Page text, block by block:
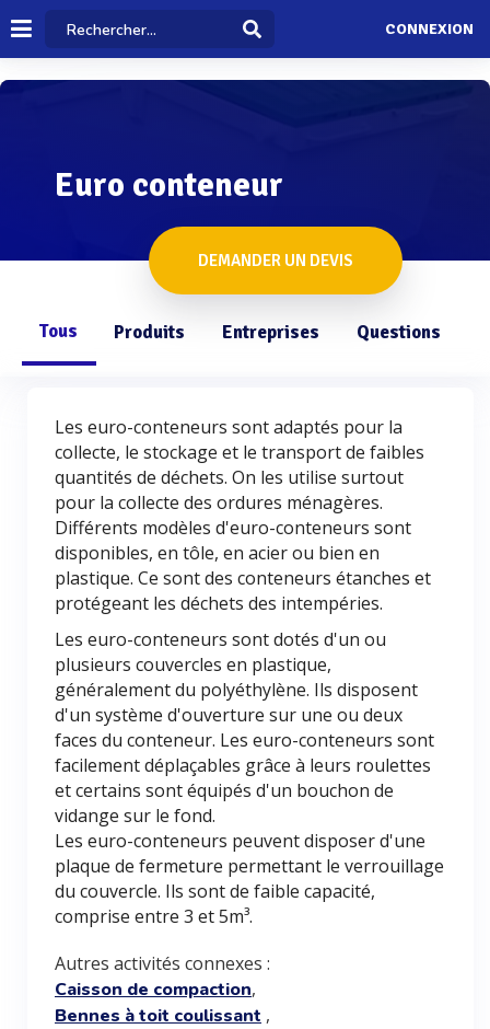
CONNEXION
Euro conteneur
DEMANDER UN DEVIS
Tous Produits Entreprises Questions
Les euro-conteneurs sont adaptés pour la
collecte, le stockage et le transport de faibles
quantités de déchets. On les utilise surtout
pour la collecte des ordures ménagères.
Différents modèles d'euro-conteneurs sont
disponibles, en tôle, en acier ou bien en
plastique. Ce sont des conteneurs étanches et
protégeant les déchets des intempéries.
Les euro-conteneurs sont dotés d'un ou
plusieurs couvercles en plastique,
généralement du polyéthylène. Ils disposent
d'un système d'ouverture sur une ou deux
faces du conteneur. Les euro-conteneurs sont
facilement déplaçables grâce à leurs roulettes
et certains sont équipés d'un bouchon de
vidange sur le fond.
Les euro-conteneurs peuvent disposer d'une
plaque de fermeture permettant le verrouillage
du couvercle. Ils sont de faible capacité,
comprise entre 3 et 5m³.
Autres activités connexes :
Caisson de compaction,
Bennes à toit coulissant ,